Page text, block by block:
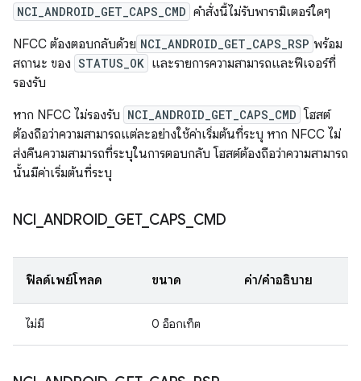
NCI_ANDROID_GET_CAPS_CMD คำสั่งนี้ไม่รับพารามิเตอร์ใดๆ
NFCC ต้องตอบกลับด้วย NCI_ANDROID_GET_CAPS_RSP พร้อม
สถานะ ของ STATUS_OK และรายการความสามารถและฟีเจอร์ที่
รองรับ
หาก NFCC ไม่รองรับ NCI_ANDROID_GET_CAPS_CMD โฮสต์
ต้องถือว่าความสามารถแต่ละอย่างใช้ค่าเริ่มต้นที่ระบุ หาก NFCC ไม่
ส่งคืนความสามารถที่ระบุในการตอบกลับ โฮสต์ต้องถือว่าความสามารถ
นั้นมีค่าเริ่มต้นที่ระบุ
NCI ANDROID GET_ CAPS CMD
ฟิลด์เพย์โหลด ขนาด ค่า/คำอธิบาย
ไม่มี 0 อ็อกเท็ต